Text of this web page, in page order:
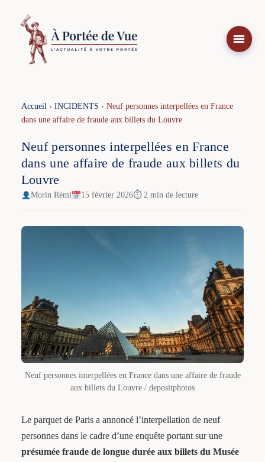
contenu
Accueil› INCIDENTS › Neuf personnes interpellées en France
dans une affaire de fraude aux billets du Louvre
Neuf personnes interpellées en France
dans une affaire de fraude aux billets du
Louvre
Morin Rémi 15 février 2026⏱ 2 min de lecture
Neuf personnes interpellées en France dans une affaire de fraude
aux billets du Louvre / depositphotos
Le parquet de Paris a annoncé l’interpellation de neuf
personnes dans le cadre d’une enquête portant sur une
présumée fraude de longue durée aux billets du Musée